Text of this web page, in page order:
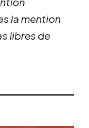
la mention
libres de